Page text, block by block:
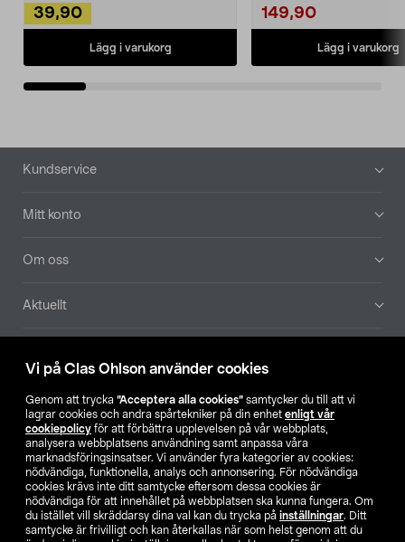
Vi på Clas Ohlson använder cookies
Genom att trycka ”Acceptera alla cookies” samtycker du till att vi
lagrar cookies och andra spårtekniker på din enhet enligt vår
cookiepolicy för att förbättra upplevelsen på vår webbplats,
analysera webbplatsens användning samt anpassa våra
marknadsföringsinsatser. Vi använder fyra kategorier av cookies:
nödvändiga, funktionella, analys och annonsering. För nödvändiga
cookies krävs inte ditt samtycke eftersom dessa cookies är
nödvändiga för att innehållet på webbplatsen ska kunna fungera. Om
du istället vill skräddarsy dina val kan du trycka på inställningar. Ditt
samtycke är frivilligt och kan återkallas när som helst genom att du
39,90
Lägg i varukorg
149,90
Lägg i varukorg
Sidfot
Kundservice
Mitt konto
Om oss
Aktuellt
Hitta butik
SE NO FI